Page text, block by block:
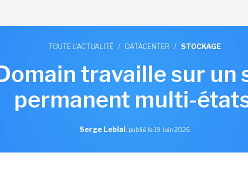
TOUTE L'ACTUALITÉ / DATACENTER / STOCKAGE
travaille sur un
permanent multi-
Serge Leblal, publié le 19 Juin 2026